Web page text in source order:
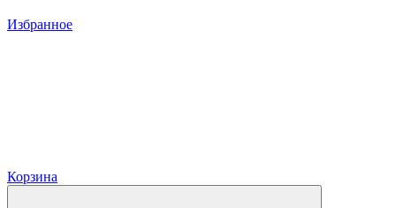
Избранное
Корзина